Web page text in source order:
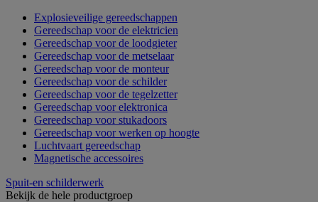
Explosieveilige gereedschappen
Gereedschap voor de elektricien
Gereedschap voor de loodgieter
Gereedschap voor de metselaar
Gereedschap voor de monteur
Gereedschap voor de schilder
Gereedschap voor de tegelzetter
Gereedschap voor elektronica
Gereedschap voor stukadoors
Gereedschap voor werken op hoogte
Luchtvaart gereedschap
Magnetische accessoires
Spuit-en schilderwerk
Bekijk de hele productgroep